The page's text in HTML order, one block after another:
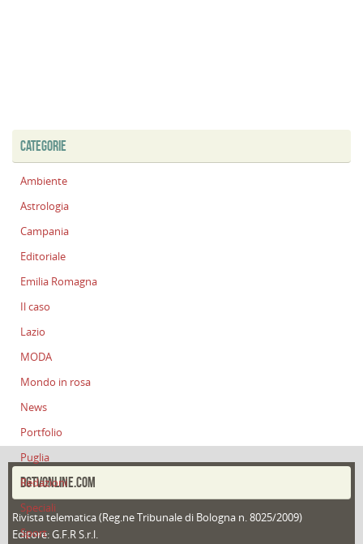
CATEGORIE
Ambiente
Astrologia
Campania
Editoriale
Emilia Romagna
Il caso
Lazio
MODA
Mondo in rosa
News
Portfolio
Puglia
Redazioni
Speciali
Sport
DGTVONLINE.COM
Rivista telematica (Reg.ne Tribunale di Bologna n. 8025/2009)
Editore: G.F.R S.r.l.